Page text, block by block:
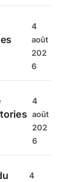
4
août
202
6
4
août
202
6
4